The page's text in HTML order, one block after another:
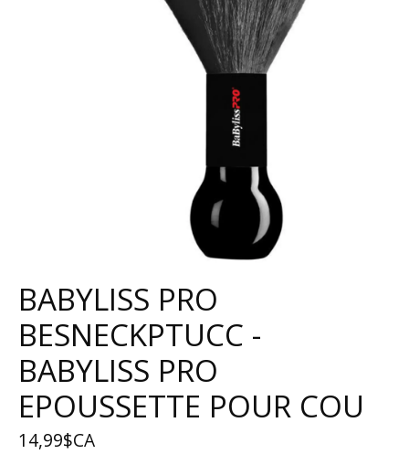
BABYLISS PRO
BESNECKPTUCC -
BABYLISS PRO
EPOUSSETTE POUR COU
14,99$CA